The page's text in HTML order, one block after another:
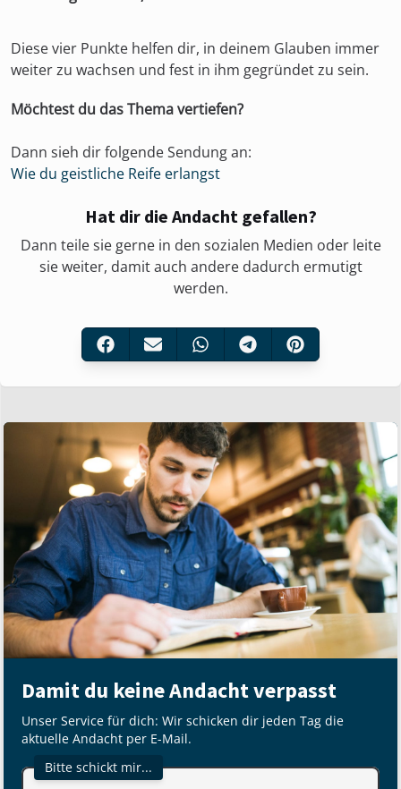
Diese vier Punkte helfen dir, in deinem Glauben immer
weiter zu wachsen und fest in ihm gegründet zu sein.
Möchtest du das Thema vertiefen?
Dann sieh dir folgende Sendung an:
Wie du geistliche Reife erlangst
Hat dir die Andacht gefallen?
Dann teile sie gerne in den sozialen Medien oder leite
sie weiter, damit auch andere dadurch ermutigt
werden.
Damit du keine Andacht verpasst
Unser Service für dich: Wir schicken dir jeden Tag die
aktuelle Andacht per E-Mail.
Bitte schickt mir...